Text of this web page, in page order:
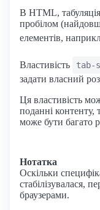
В HTML,
пробілом
елементів,
Властивість tab-
задати власний
Ця властивість
поданні
може бути багато
Нотатка
Оскільки
стабілізувалася,
браузерами.